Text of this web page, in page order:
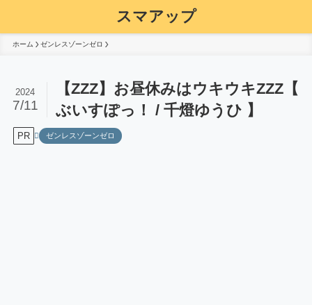
スマアップ
ホーム ゼンレスゾーンゼロ
【ZZZ】お昼休みはウキウキZZZ【
ぶいすぽっ！ / 千燈ゆうひ 】
2024
7/11
PR ゼンレスゾーンゼロ